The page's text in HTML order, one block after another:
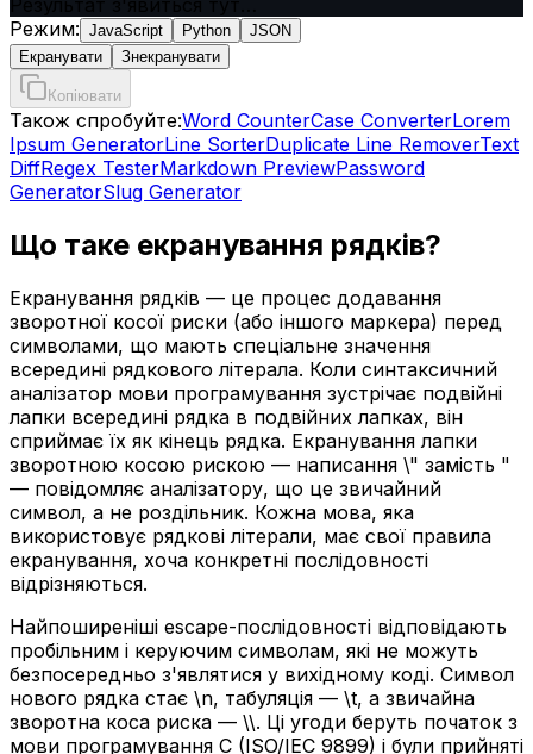
Режим: JavaScript Python
JSON
Екранувати
Знекранувати
Копіювати
Також спробуйте:Word CounterCase ConverterLorem
Ipsum GeneratorLine SorterDuplicate Line RemoverText
DiffRegex TesterMarkdown PreviewPassword
GeneratorSlug Generator
Що таке екранування рядків?
Екранування рядків — це процес додавання
зворотної косої риски (або іншого маркера) перед
символами, що мають спеціальне значення
всередині рядкового літерала. Коли синтаксичний
аналізатор мови програмування зустрічає подвійні
лапки всередині рядка в подвійних лапках, він
сприймає їх як кінець рядка. Екранування лапки
зворотною косою рискою — написання \" замість "
— повідомляє аналізатору, що це звичайний
символ, а не роздільник. Кожна мова, яка
використовує рядкові літерали, має свої правила
екранування, хоча конкретні послідовності
відрізняються.
Найпоширеніші escape-послідовності відповідають
пробільним і керуючим символам, які не можуть
безпосередньо з'являтися у вихідному коді. Символ
нового рядка стає \n, табуляція — \t, а звичайна
зворотна коса риска — \\. Ці угоди беруть початок з
мови програмування C (ISO/IEC 9899) і були прийняті